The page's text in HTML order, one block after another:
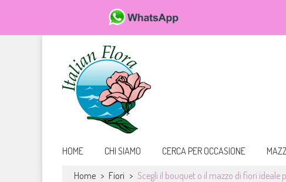
HOME CHI SIAMO CERCA PER OCCASIONE
Home > Fiori > Scegli il bouquet o il mazzo di fiori ideale